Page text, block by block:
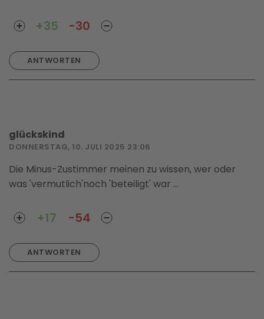
ANTWORTEN
+35 -30
glückskind
DONNERSTAG, 10. JULI 2025 23:06
Die Minus-Zustimmer meinen zu wissen, wer oder
was 'vermutlich'noch 'beteiligt' war ...
ANTWORTEN
+17 -54